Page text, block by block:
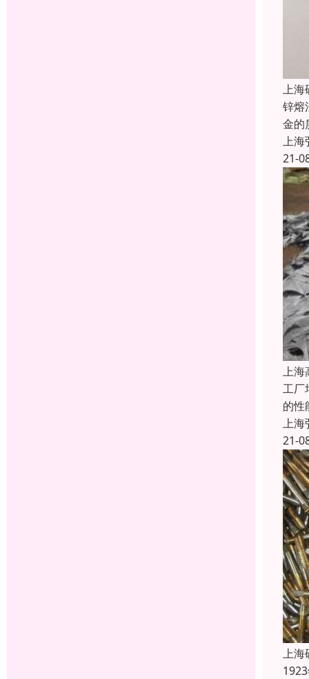
上海
锌熔
金的
上海
21-
上海
工厂
的性
上海
21-
上海